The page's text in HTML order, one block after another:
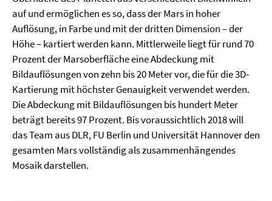
auf und ermöglichen es so, dass der Mars in hoher
Auflösung, in Farbe und mit der dritten Dimension – der
Höhe – kartiert werden kann. Mittlerweile liegt für rund 70
Prozent der Marsoberfläche eine Abdeckung mit
Bildauflösungen von zehn bis 20 Meter vor, die für die 3D-
Kartierung mit höchster Genauigkeit verwendet werden.
Die Abdeckung mit Bildauflösungen bis hundert Meter
beträgt bereits 97 Prozent. Bis voraussichtlich 2018 will
das Team aus DLR, FU Berlin und Universität Hannover den
gesamten Mars vollständig als zusammenhängendes
Mosaik darstellen.